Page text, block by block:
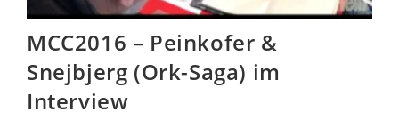
MCC2016 – Peinkofer &
Snejbjerg (Ork-Saga) im
Interview